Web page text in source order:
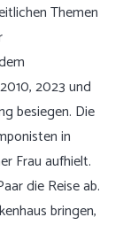
Themen
2023 und
besiegen. Die
in
Frau aufhielt.
die Reise ab.
bringen,